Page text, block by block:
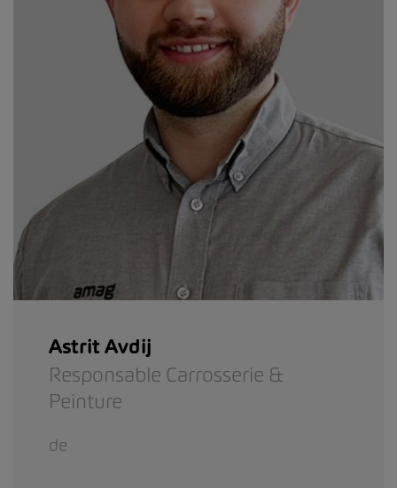
Astrit Avdij
Responsable Carrosserie &
Peinture
de